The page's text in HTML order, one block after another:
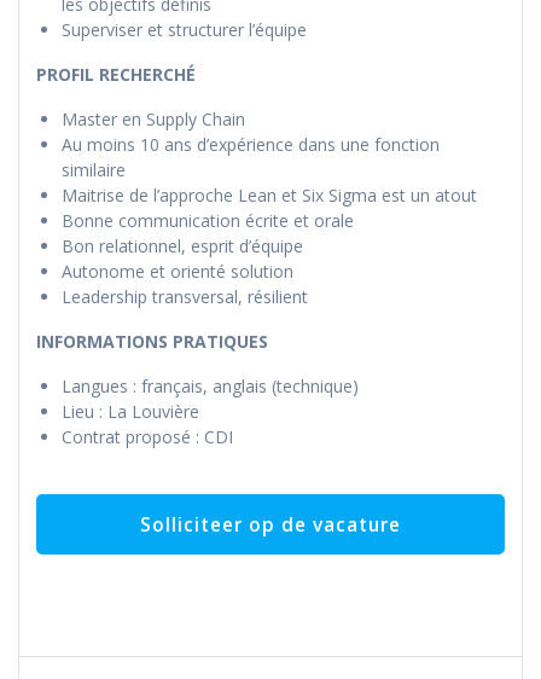
Superviser et structurer l’équipe
PROFIL RECHERCHÉ
Master en Supply Chain
Au moins 10 ans d’expérience dans une fonction
similaire
Maitrise de l’approche Lean et Six Sigma est un atout
Bonne communication écrite et orale
Bon relationnel, esprit d’équipe
Autonome et orienté solution
Leadership transversal, résilient
INFORMATIONS PRATIQUES
Langues : français, anglais (technique)
Lieu : La Louvière
Contrat proposé : CDI